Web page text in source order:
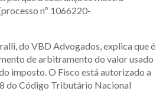
nº 1066220-
do VBD Advogados, explica que é
de arbitramento do valor usado
imposto. O Fisco está autorizado a
do Código Tributário Nacional